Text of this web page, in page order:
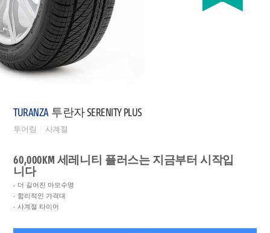
TURANZA 투란자 SERENITY PLUS
투어링 사계절
60,000KM 세레니티 플러스는 지금부터 시작입
니다
더 길어진 마모수명
합리적인 가격대
사계절 타이어